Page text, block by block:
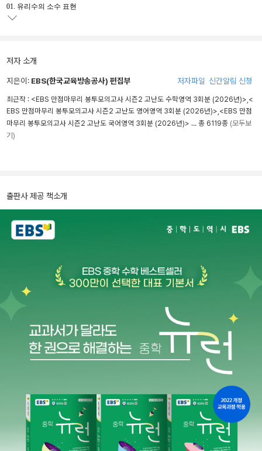
01. 유리수의 소수 표현
저자 소개
지은이: EBS(한국교육방송공사) 편집부 저자파일 신간알림 신청
최근작 : <EBS 만점마무리 봉투모의고사 시즌2 고난도 수학영역 3회분 (2026년)> <
EBS 만점마무리 봉투모의고사 시즌2 고난도 영어영역 3회분 (2026년)> <EBS 만점
마무리 봉투모의고사 시즌2 고난도 국어영역 3회분 (2026년)> … 총 6119종 (모두보
기)
출판사 제공 책소개